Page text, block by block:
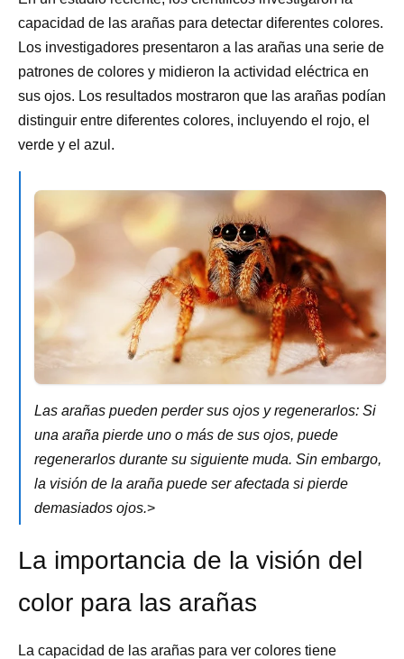
capacidad de las arañas para detectar diferentes colores.
Los investigadores presentaron a las arañas una serie de
patrones de colores y midieron la actividad eléctrica en
sus ojos. Los resultados mostraron que las arañas podían
distinguir entre diferentes colores, incluyendo el rojo, el
verde y el azul.
Las arañas pueden perder sus ojos y regenerarlos: Si
una araña pierde uno o más de sus ojos, puede
regenerarlos durante su siguiente muda. Sin embargo,
la visión de la araña puede ser afectada si pierde
demasiados ojos.>
La importancia de la visión del
color para las arañas
La capacidad de las arañas para ver colores tiene